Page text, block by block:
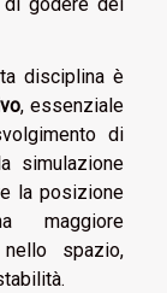
disciplina è
, essenziale
di
simulazione
la posizione
maggiore
spazio,